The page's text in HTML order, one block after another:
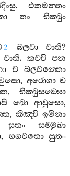
. එකමන‍්තං
තං
භික‍්ඛුං
2 බලවා චාති?
චාති. කච‍්චි පන
ච
බලවන‍්තො
, අරොගා ච
,භික‍්ඛුසඞ‍්ඝො
ඛො ආවුසො,
,කිඤ‍්චි ඉමිනා
සුතං
සම‍්මුඛා
, භගවතො සුතං